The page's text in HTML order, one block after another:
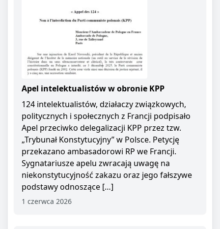
Apel intelektualistów w obronie KPP
124 intelektualistów, działaczy związkowych,
politycznych i społecznych z Francji podpisało
Apel przeciwko delegalizacji KPP przez tzw.
„Trybunał Konstytucyjny” w Polsce. Petycję
przekazano ambasadorowi RP we Francji.
Sygnatariusze apelu zwracają uwagę na
niekonstytucyjność zakazu oraz jego fałszywe
podstawy odnoszące […]
1 czerwca 2026